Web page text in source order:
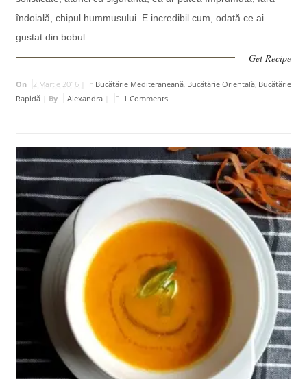
îndoială, chipul hummusului. E incredibil cum, odată ce ai
gustat din bobul...
Get Recipe
On 2 Martie 2016 | In Bucătărie Mediteraneană, Bucătărie Orientală, Bucătărie
Rapidă| By Alexandra| 1 Comments